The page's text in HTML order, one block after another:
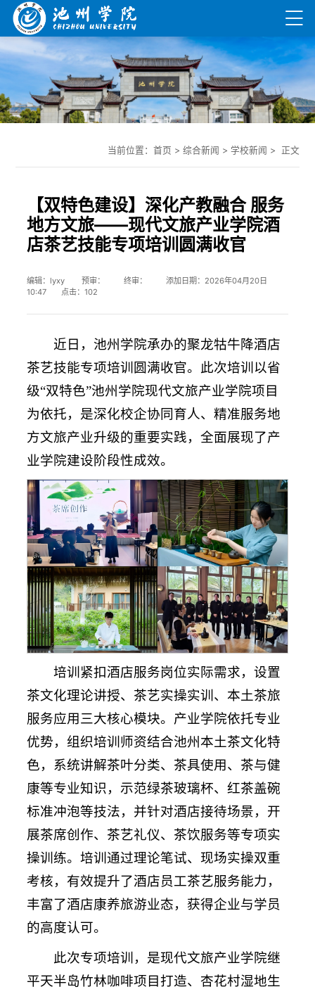
当前位置： 首页 > 综合新闻 > 学校新闻 > 正文
【双特色建设】深化产教融合 服务
地方文旅——现代文旅产业学院酒
店茶艺技能专项培训圆满收官
编辑：lyxy 预审： 终审： 添加日期：2026年04月20日
10:47 点击：102
近日，池州学院承办的聚龙牯牛降酒店
茶艺技能专项培训圆满收官。此次培训以省
级“双特色”池州学院现代文旅产业学院项目
为依托，是深化校企协同育人、精准服务地
方文旅产业升级的重要实践，全面展现了产
业学院建设阶段性成效。
培训紧扣酒店服务岗位实际需求，设置
茶文化理论讲授、茶艺实操实训、本土茶旅
服务应用三大核心模块。产业学院依托专业
优势，组织培训师资结合池州本土茶文化特
色，系统讲解茶叶分类、茶具使用、茶与健
康等专业知识，示范绿茶玻璃杯、红茶盖碗
标准冲泡等技法，并针对酒店接待场景，开
展茶席创作、茶艺礼仪、茶饮服务等专项实
操训练。培训通过理论笔试、现场实操双重
考核，有效提升了酒店员工茶艺服务能力，
丰富了酒店康养旅游业态，获得企业与学员
的高度认可。
此次专项培训，是现代文旅产业学院继
平天半岛竹林咖啡项目打造、杏花村湿地生